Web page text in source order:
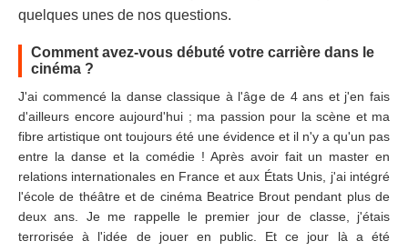
quelques unes de nos questions.
Comment avez-vous débuté votre carrière dans le
cinéma ?
J'ai commencé la danse classique à l'âge de 4 ans et j'en fais
d'ailleurs encore aujourd'hui ; ma passion pour la scène et ma
fibre artistique ont toujours été une évidence et il n'y a qu'un pas
entre la danse et la comédie ! Après avoir fait un master en
relations internationales en France et aux États Unis, j'ai intégré
l'école de théâtre et de cinéma Beatrice Brout pendant plus de
deux ans. Je me rappelle le premier jour de classe, j'étais
terrorisée à l'idée de jouer en public. Et ce jour là a été